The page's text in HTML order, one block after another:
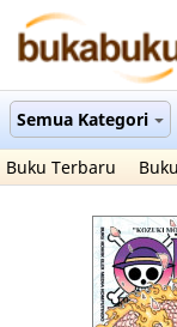
Semua Kategori
Buku Terbaru